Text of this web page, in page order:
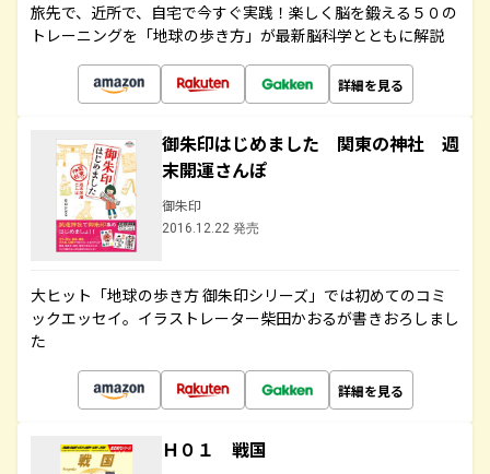
旅先で、近所で、自宅で今すぐ実践！楽しく脳を鍛える５０の
トレーニングを「地球の歩き方」が最新脳科学とともに解説
詳細を見る
御朱印はじめました 関東の神社 週
末開運さんぽ
御朱印
2016.12.22 発売
大ヒット「地球の歩き方 御朱印シリーズ」では初めてのコミ
ックエッセイ。イラストレーター柴田かおるが書きおろしまし
た
詳細を見る
Ｈ０１ 戦国